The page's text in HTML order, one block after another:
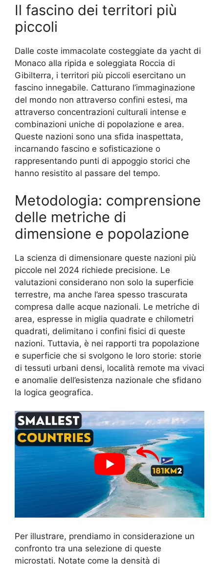
Il fascino dei territori più
piccoli
Dalle coste immacolate costeggiate da yacht di
Monaco alla ripida e soleggiata Roccia di
Gibilterra, i territori più piccoli esercitano un
fascino innegabile. Catturano l’immaginazione
del mondo non attraverso confini estesi, ma
attraverso concentrazioni culturali intense e
combinazioni uniche di popolazione e area.
Queste nazioni sono una sfida inaspettata,
incarnando fascino e sofisticazione o
rappresentando punti di appoggio storici che
hanno resistito al passare del tempo.
Metodologia: comprensione
delle metriche di
dimensione e popolazione
La scienza di dimensionare queste nazioni più
piccole nel 2024 richiede precisione. Le
valutazioni considerano non solo la superficie
terrestre, ma anche l’area spesso trascurata
compresa dalle acque nazionali. Le metriche di
area, espresse in miglia quadrate e chilometri
quadrati, delimitano i confini fisici di queste
nazioni. Tuttavia, è nei rapporti tra popolazione
e superficie che si svolgono le loro storie: storie
di tessuti urbani densi, località remote ma vivaci
e anomalie dell’esistenza nazionale che sfidano
la logica geografica.
Per illustrare, prendiamo in considerazione un
confronto tra una selezione di queste
microstati. Notate come la densità di